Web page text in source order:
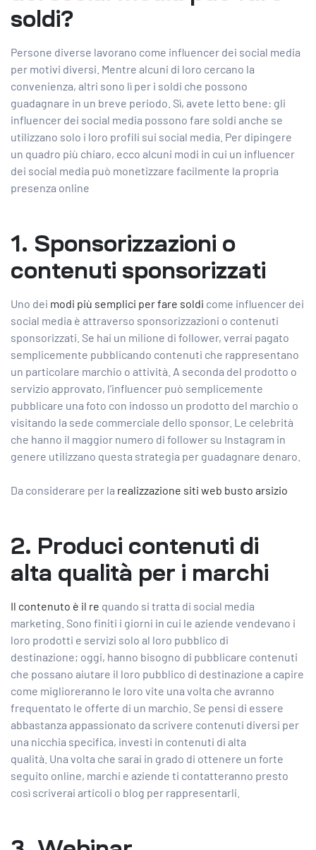
soldi?
Persone diverse lavorano come influencer dei social media
per motivi diversi. Mentre alcuni di loro cercano la
convenienza, altri sono lì per i soldi che possono
guadagnare in un breve periodo. Sì, avete letto bene: gli
influencer dei social media possono fare soldi anche se
utilizzano solo i loro profili sui social media. Per dipingere
un quadro più chiaro, ecco alcuni modi in cui un influencer
dei social media può monetizzare facilmente la propria
presenza online
1. Sponsorizzazioni o
contenuti sponsorizzati
Uno dei modi più semplici per fare soldi come influencer dei
social media è attraverso sponsorizzazioni o contenuti
sponsorizzati. Se hai un milione di follower, verrai pagato
semplicemente pubblicando contenuti che rappresentano
un particolare marchio o attività. A seconda del prodotto o
servizio approvato, l’influencer può semplicemente
pubblicare una foto con indosso un prodotto del marchio o
visitando la sede commerciale dello sponsor. Le celebrità
che hanno il maggior numero di follower su Instagram in
genere utilizzano questa strategia per guadagnare denaro.
Da considerare per la realizzazione siti web busto arsizio
2. Produci contenuti di
alta qualità per i marchi
Il contenuto è il re quando si tratta di social media
marketing. Sono finiti i giorni in cui le aziende vendevano i
loro prodotti e servizi solo al loro pubblico di
destinazione; oggi, hanno bisogno di pubblicare contenuti
che possano aiutare il loro pubblico di destinazione a capire
come miglioreranno le loro vite una volta che avranno
frequentato le offerte di un marchio. Se pensi di essere
abbastanza appassionato da scrivere contenuti diversi per
una nicchia specifica, investi in contenuti di alta
qualità. Una volta che sarai in grado di ottenere un forte
seguito online, marchi e aziende ti contatteranno presto
così scriverai articoli o blog per rappresentarli.